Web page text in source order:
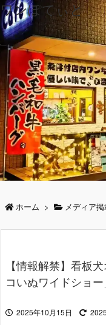
ワンぽてぃと
ホーム > メディア
【情報解禁】看板
コいぬワイドショ
2025年10月15日